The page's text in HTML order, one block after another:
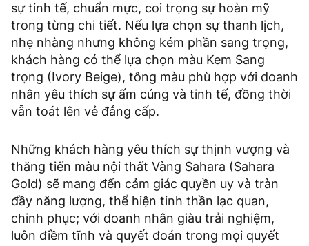
sự tinh tế, chuẩn mực, coi trọng sự hoàn mỹ
trong từng chi tiết. Nếu lựa chọn sự thanh lịch,
nhẹ nhàng nhưng không kém phần sang trọng,
khách hàng có thể lựa chọn màu Kem Sang
trọng (Ivory Beige), tông màu phù hợp với doanh
nhân yêu thích sự ấm cúng và tinh tế, đồng thời
vẫn toát lên vẻ đẳng cấp.
Những khách hàng yêu thích sự thịnh vượng và
thăng tiến màu nội thất Vàng Sahara (Sahara
Gold) sẽ mang đến cảm giác quyền uy và tràn
đầy năng lượng, thể hiện tinh thần lạc quan,
chinh phục; với doanh nhân giàu trải nghiệm,
luôn điềm tĩnh và quyết đoán trong mọi quyết